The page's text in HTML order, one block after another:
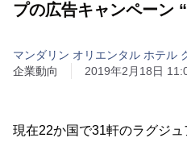
プの広告キャンペーン
マンダリン オリエンタル ホテル
企業動向
2019年2月18日
現在22か国で31軒のラグジ